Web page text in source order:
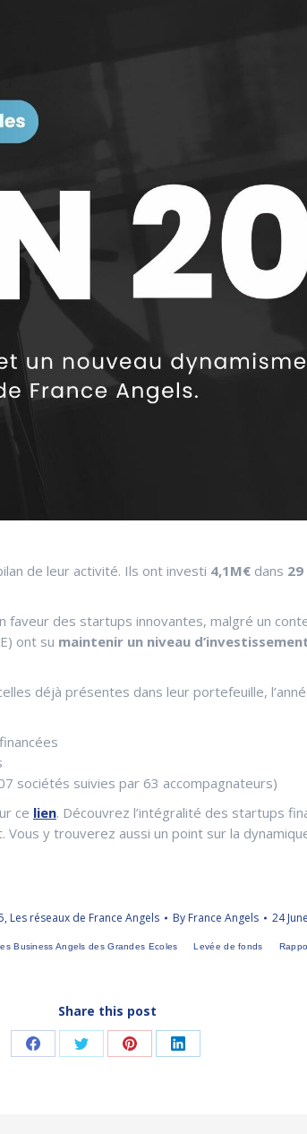
de leur activité. Ils ont investi 4,1M€ dans
des startups innovantes, malgré un
ont su maintenir un niveau
déjà présentes dans leur portefeuille,
sociétés suivies par 63 accompagnateurs)
ce lien. Découvrez l’intégralité des startups
y trouverez aussi un point sur la
, Les réseaux de France Angels By France Angels 24
Business Angels des Grandes Ecoles Levée de fonds
Share this post
Share Share Share Share